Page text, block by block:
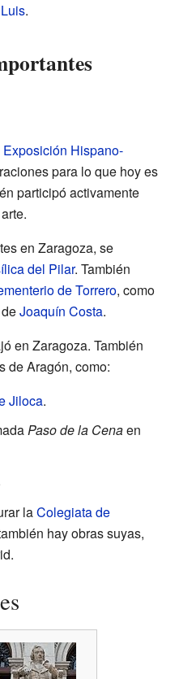
.
Exposición Hispano-
para lo que hoy es
participó activamente
en Zaragoza, se
del Pilar. También
de Torrero, como
Joaquín Costa.
en Zaragoza. También
de Aragón, como:
Jiloca.
Paso de la Cenaen
laColegiata de
hay obras suyas,